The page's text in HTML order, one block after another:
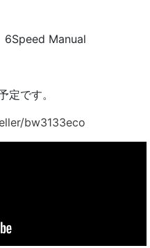
Manual
定です。
bw3133eco